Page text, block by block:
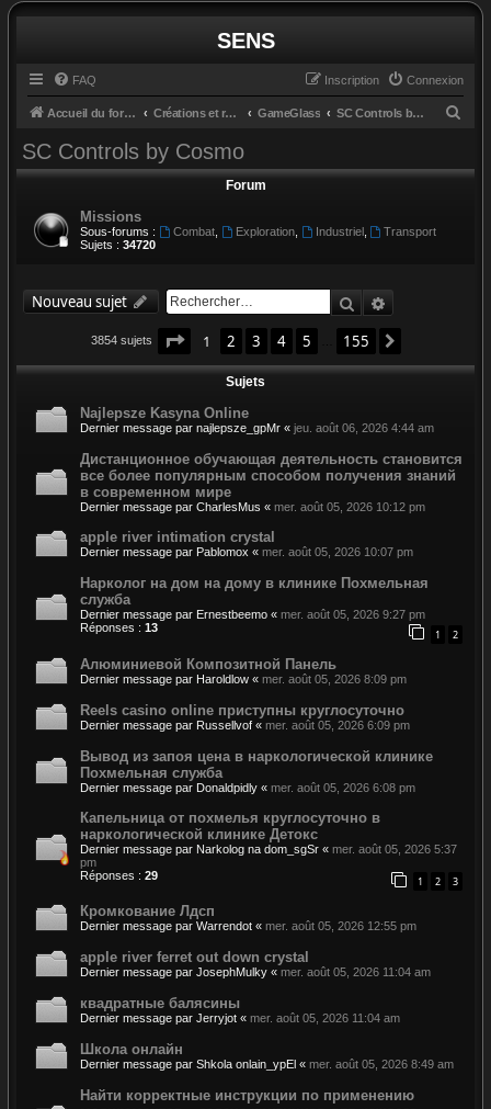
SENS
FAQ Connexion
Inscription
Accueil du forum Créations et retours GameGlass SC Controls by Cosmo
SC Controls by Cosmo
Forum
Missions
Sous-forums : Combat, Exploration, Industriel,
Transport
Sujets : 34720
Nouveau sujet Rechercher
3854 sujets Page 1sur155
1 2 3 4 5 155
Sujets
Najlepsze Kasyna Online
Dernier message par najlepsze_gpMr « jeu. août 06, 2026 4:44 am
Дистанционное обучающая деятельность становится
все более популярным способом получения знаний
в современном мире
Dernier message par CharlesMus « mer. août 05, 2026 10:12 pm
apple river intimation crystal
Dernier message par Pablomox « mer. août 05, 2026 10:07 pm
Нарколог на дом на дому в клинике Похмельная
служба
Dernier message par Ernestbeemo « mer. août 05, 2026 9:27 pm
Réponses : 13 1 2
Алюминиевой Композитной Панель
Dernier message par Haroldlow « mer. août 05, 2026 8:09 pm
Reels casino online приступны круглосуточно
Dernier message par Russellvof « mer. août 05, 2026 6:09 pm
Вывод из запоя цена в наркологической клинике
Похмельная служба
Dernier message par Donaldpidly « mer. août 05, 2026 6:08 pm
Капельница от похмелья круглосуточно в
наркологической клинике Детокс
Dernier message par Narkolog na dom_sgSr « mer. août 05, 2026 5:37
pm
Réponses : 29 1 2 3
Кромкование Лдсп
Dernier message par Warrendot « mer. août 05, 2026 12:55 pm
apple river ferret out down crystal
Dernier message par JosephMulky « mer. août 05, 2026 11:04 am
квадратные балясины
Dernier message par Jerryjot « mer. août 05, 2026 11:04 am
Школа онлайн
Dernier message par Shkola onlain_ypEl « mer. août 05, 2026 8:49 am
Найти корректные инструкции по применению